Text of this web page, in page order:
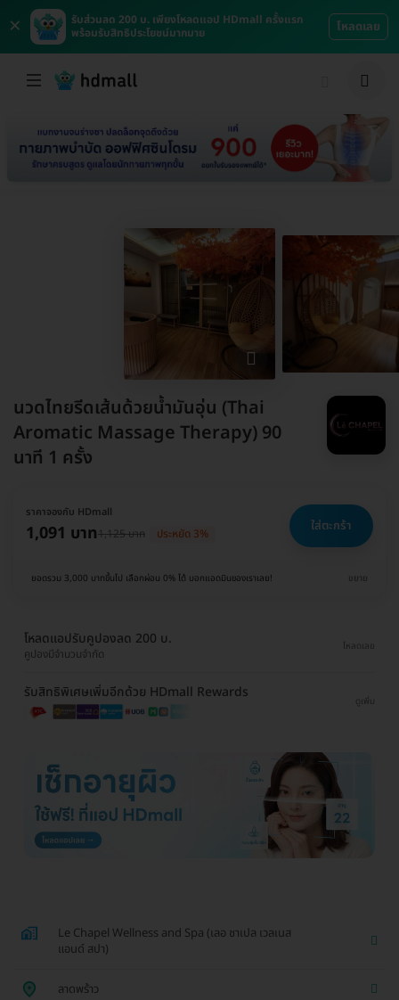
×
รับส่วนลด 200 บ. เพียงโหลดแอป HDmall ครั้งแรก
พร้อมรับสิทธิประโยชน์มากมาย
โหลดเลย
นวดไทยรีดเส้นด้วยน้ำมันอุ่น (Thai
Aromatic Massage Therapy) 90
นาที 1 ครั้ง
ราคาจองกับ HDmall
1,091 บาท1,125 บาท ประหยัด 3% ใส่ตะกร้า
ยอดรวม 3,000 บาทขึ้นไป เลือกผ่อน 0% ได้ บอกแอดมินของเราเลย! ขยาย
โหลดแอปรับคูปองลด 200 บ.
คูปองมีจำนวนจำกัด
โหลดเลย
รับสิทธิพิเศษเพิ่มอีกด้วย HDmall Rewards
ดูเพิ่ม
Le Chapel Wellness and Spa (เลอ ชาเปล เวลเนส
แอนด์ สปา)
ลาดพร้าว